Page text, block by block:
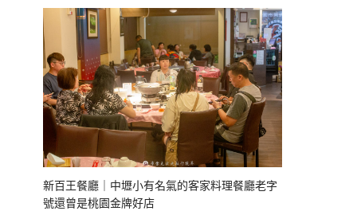
新百王餐廳｜中壢小有名氣的客家料理餐廳老字
號還曾是桃園金牌好店